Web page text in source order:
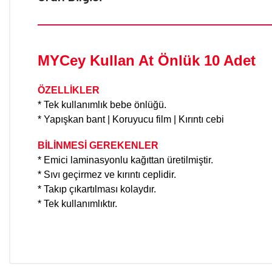
MYCey Kullan At Önlük 10 Adet
ÖZELLİKLER
* Tek kullanımlık bebe önlüğü.
* Yapışkan bant | Koruyucu film | Kırıntı cebi
BİLİNMESİ GEREKENLER
* Emici laminasyonlu kağıttan üretilmiştir.
* Sıvı geçirmez ve kırıntı ceplidir.
* Takıp çıkartılması kolaydır.
* Tek kullanımlıktır.